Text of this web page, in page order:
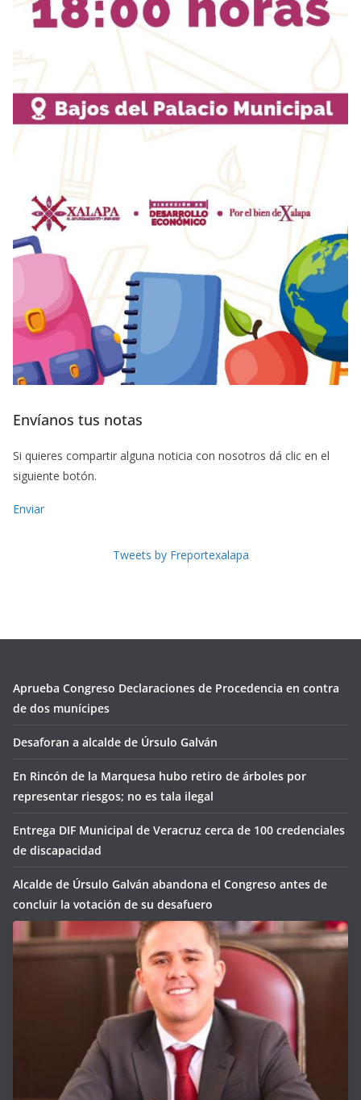
Envíanos tus notas
Si quieres compartir alguna noticia con nosotros dá clic en el
siguiente botón.
Enviar
Tweets by Freportexalapa
Aprueba Congreso Declaraciones de Procedencia en contra
de dos munícipes
Desaforan a alcalde de Úrsulo Galván
En Rincón de la Marquesa hubo retiro de árboles por
representar riesgos; no es tala ilegal
Entrega DIF Municipal de Veracruz cerca de 100 credenciales
de discapacidad
Alcalde de Úrsulo Galván abandona el Congreso antes de
concluir la votación de su desafuero